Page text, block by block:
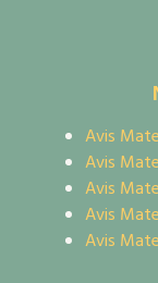
Avis
Avis
Avis
Avis
Avis